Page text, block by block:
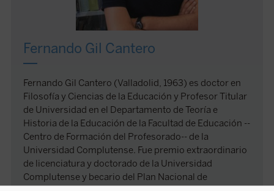
Fernando Gil Cantero
Fernando Gil Cantero (Valladolid, 1963) es doctor en
Filosofía y Ciencias de la Educación y Profesor Titular
de Universidad en el Departamento de Teoría e
Historia de la Educación de la Facultad de Educación --
Centro de Formación del Profesorado-- de la
Universidad Complutense. Fue premio extraordinario
de licenciatura y doctorado de la Universidad
Complutense y becario del Plan Nacional de